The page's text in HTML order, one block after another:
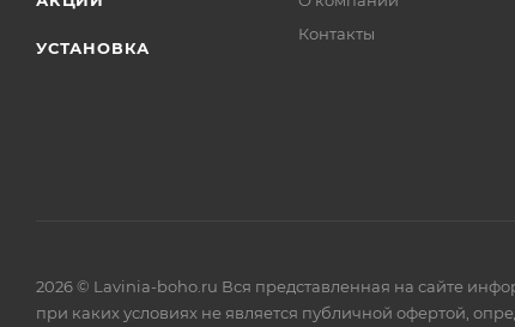
УСТАНОВКА
Контакты
2026 © Lavinia-boho.ru Вся представленная на сайте
при каких условиях не является публичной офертой,